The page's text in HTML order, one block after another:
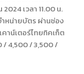
เวลา 11.00 น.
หน่ายบัตร ผ่านช่อง
าน์เตอร์ไทยทิคเก็ต
/ 4,500 / 3,500 /